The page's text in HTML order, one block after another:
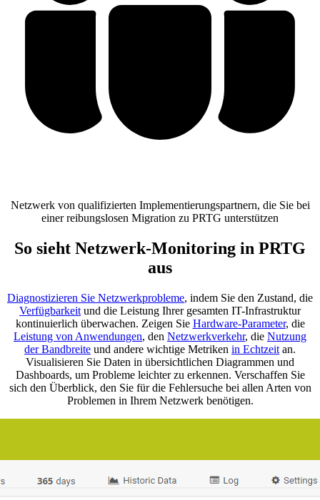
Netzwerk von qualifizierten Implementierungspartnern, die Sie bei
einer reibungslosen Migration zu PRTG unterstützen
So sieht Netzwerk-Monitoring in PRTG
aus
Diagnostizieren Sie Netzwerkprobleme, indem Sie den Zustand, die
Verfügbarkeit und die Leistung Ihrer gesamten IT-Infrastruktur
kontinuierlich überwachen. Zeigen Sie Hardware-Parameter, die
Leistung von Anwendungen, den Netzwerkverkehr, die Nutzung
der Bandbreite und andere wichtige Metriken in Echtzeit an.
Visualisieren Sie Daten in übersichtlichen Diagrammen und
Dashboards, um Probleme leichter zu erkennen. Verschaffen Sie
sich den Überblick, den Sie für die Fehlersuche bei allen Arten von
Problemen in Ihrem Netzwerk benötigen.